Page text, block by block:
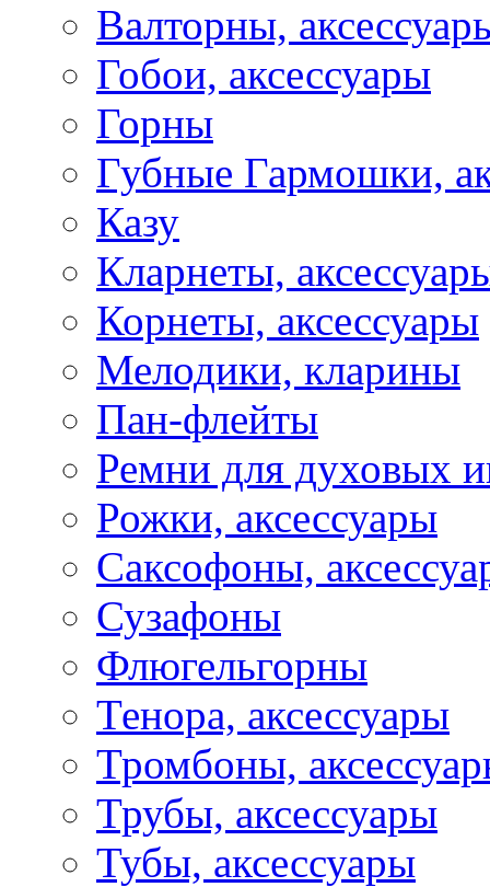
Валторны,
Гобои, аксессуары
Горны
Губные Гармошки,
Казу
Кларнеты,
Корнеты, аксессуары
Мелодики, кларины
Пан-флейты
Ремни для духовых
Рожки, аксессуары
Саксофоны,
Сузафоны
Флюгельгорны
Тенора, аксессуары
Тромбоны,
Трубы, аксессуары
Тубы, аксессуары